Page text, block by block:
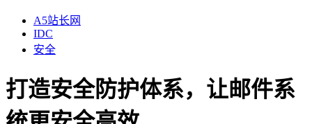
A5站长网
IDC
安全
打造安全防护体系，让邮件系